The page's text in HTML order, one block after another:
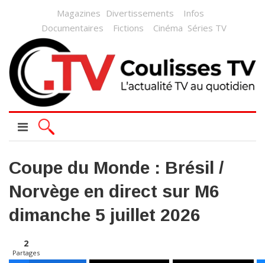
Magazines Divertissements
Infos
Documentaires
Fictions Cinéma Séries TV
Coupe du Monde : Brésil /
Norvège en direct sur M6
dimanche 5 juillet 2026
2
Partages